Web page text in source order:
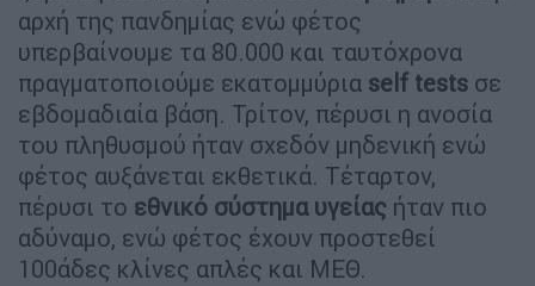
αρχή της πανδημίας ενώ φέτος
υπερβαίνουμε τα 80.000 και ταυτόχρονα
πραγματοποιούμε εκατομμύρια self tests σε
εβδομαδιαία βάση. Τρίτον, πέρυσι η ανοσία
του πληθυσμού ήταν σχεδόν μηδενική ενώ
φέτος αυξάνεται εκθετικά. Τέταρτον,
πέρυσι το εθνικό σύστημα υγείας ήταν πιο
αδύναμο, ενώ φέτος έχουν προστεθεί
100άδες κλίνες απλές και ΜΕΘ.